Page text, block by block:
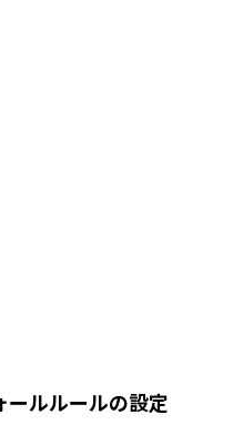
ルルールの設定